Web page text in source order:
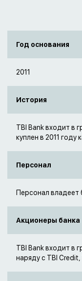
Год основания
2011
История
TBI Bank входит в
куплен в 2011 году
Персонал
Персонал владеет
Акционеры банка
TBI Bank входит в
наряду с TBI